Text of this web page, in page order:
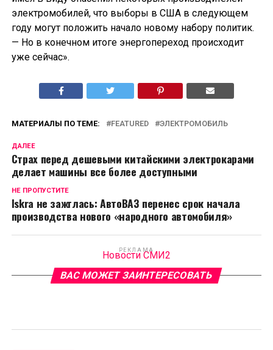
электромобилей, что выборы в США в следующем
году могут положить начало новому набору политик.
— Но в конечном итоге энергопереход происходит
уже сейчас».
МАТЕРИАЛЫ ПО ТЕМЕ: FEATURED ЭЛЕКТРОМОБИЛЬ
ДАЛЕЕ
Страх перед дешевыми китайскими электрокарами
делает машины все более доступными
НЕ ПРОПУСТИТЕ
Iskra не зажглась: АвтоВАЗ перенес срок начала
производства нового «народного автомобиля»
РЕКЛАМА
Новости СМИ2
ВАС МОЖЕТ ЗАИНТЕРЕСОВАТЬ